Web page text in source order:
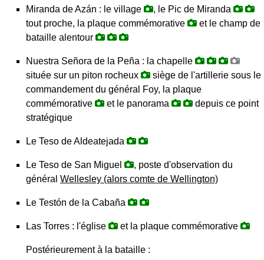
Miranda de Azán : le village
, le Pic de Miranda
tout proche, la plaque commémorative
et le champ de
bataille alentour
Nuestra Señora de la Peña : la chapelle
située sur un piton rocheux
siège de l'artillerie sous le
commandement du général Foy, la plaque
commémorative
et le panorama
depuis ce point
stratégique
Le Teso de Aldeatejada
Le Teso de San Miguel
, poste d'observation du
général Wellesley (alors comte de Wellington)
Le Testón de la Cabaña
Las Torres : l'église et la plaque commémorative
Postérieurement à la bataille :